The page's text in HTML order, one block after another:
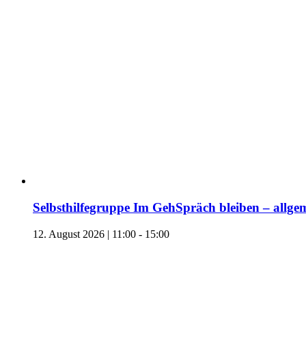
Selbsthilfegruppe Im GehSpräch bleiben –
12. August 2026 | 11:00 - 15:00